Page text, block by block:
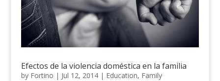
Efectos de la violencia doméstica en la familia
by Fortino | Jul 12, 2014| Education, Family